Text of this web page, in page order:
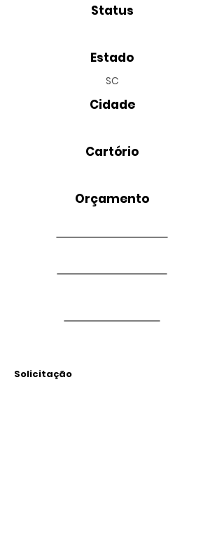
Status
Estado
SC
Cidade
Cartório
Orçamento
Solicitação